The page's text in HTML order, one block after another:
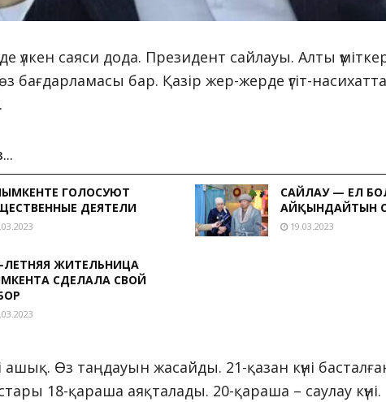
үлкен саяси дода. Президент сайлауы. Алты
бағдарламасы бар. Қазір жер-жерде үгіт-
ГОЛОСУЮТ
ДЕЯТЕЛИ
САЙЛАУ — ЕЛ
АЙҚЫНДАЙТЫН
19.03.2023
ЛЕТНЯЯ ЖИТЕЛЬНИЦА
СДЕЛАЛА СВОЙ
Өз таңдауын жасайды. 21-қазан күні басталған
18-қараша аяқталады. 20-қараша – саулау